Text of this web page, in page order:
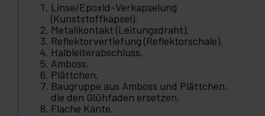
Linse/Epoxid-Verkapselung
(Kunststoffkapsel).
Metallkontakt (Leitungsdraht).
Reflektorvertiefung (Reflektorschale).
Halbleiterabschluss.
Amboss.
Plättchen.
Baugruppe aus Amboss und Plättchen,
die den Glühfaden ersetzen.
Flache Kante.